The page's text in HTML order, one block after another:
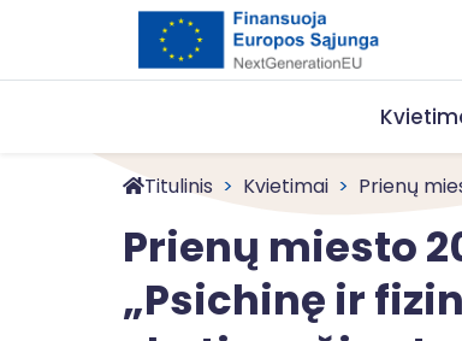
Titulinis Kvietimai Prienų
Prienų miesto
„Psichinę ir